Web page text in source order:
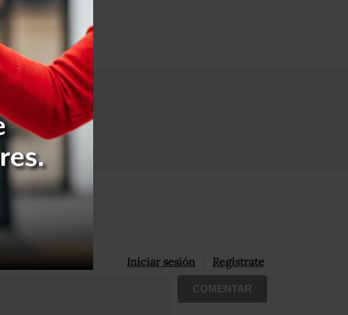
Iniciar sesión Registrate
COMENTAR